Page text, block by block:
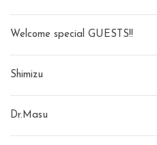
Welcome special GUESTS!!
Shimizu
Dr.Masu